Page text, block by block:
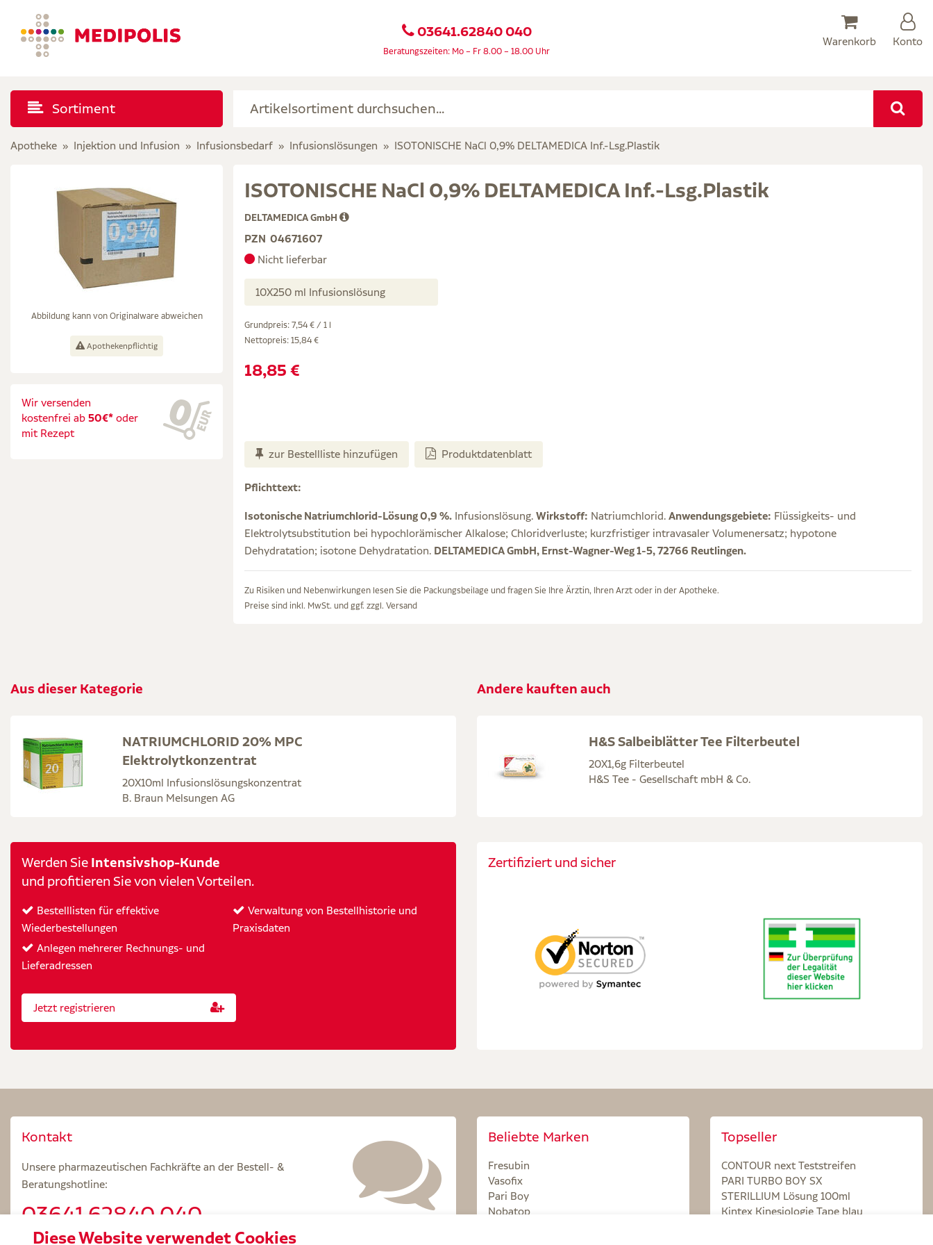
03641.62840 040
Beratungszeiten: Mo – Fr 8.00 – 18.00 Uhr
Warenkorb Konto
Sortiment
Apotheke Injektion und Infusion Infusionsbedarf Infusionslösungen ISOTONISCHE NaCl 0,9% DELTAMEDICA Inf.-Lsg.Plastik
Abbildung kann von Originalware abweichen
Apothekenpflichtig
Wir versenden
kostenfrei ab 50€* oder
mit Rezept
ISOTONISCHE NaCl 0,9% DELTAMEDICA Inf.-Lsg.Plastik
DELTAMEDICA GmbH
PZN 04671607
Nicht lieferbar
10X250 ml Infusionslösung
Grundpreis: 7,54 € / 1 l
Nettopreis: 15,84 €
18,85 €
zur Bestellliste hinzufügen Produktdatenblatt
Pflichttext:
Isotonische Natriumchlorid-Lösung 0,9 %. Infusionslösung. Wirkstoff: Natriumchlorid. Anwendungsgebiete: Flüssigkeits- und
Elektrolytsubstitution bei hypochlorämischer Alkalose; Chloridverluste; kurzfristiger intravasaler Volumenersatz; hypotone
Dehydratation; isotone Dehydratation. DELTAMEDICA GmbH, Ernst-Wagner-Weg 1-5, 72766 Reutlingen.
Zu Risiken und Nebenwirkungen lesen Sie die Packungsbeilage und fragen Sie Ihre Ärztin, Ihren Arzt oder in der Apotheke.
Preise sind inkl. MwSt. und ggf. zzgl. Versand
Aus dieser Kategorie
NATRIUMCHLORID 20% MPC
Elektrolytkonzentrat
20X10ml Infusionslösungskonzentrat
B. Braun Melsungen AG
Andere kauften auch
H&S Salbeiblätter Tee Filterbeutel
20X1,6g Filterbeutel
H&S Tee - Gesellschaft mbH & Co.
Werden Sie Intensivshop-Kunde
und profitieren Sie von vielen Vorteilen.
Bestelllisten für effektive
Wiederbestellungen
Anlegen mehrerer Rechnungs- und
Lieferadressen
Verwaltung von Bestellhistorie und
Praxisdaten
Jetzt registrieren
Zertifiziert und sicher
Kontakt
Unsere pharmazeutischen Fachkräfte an der Bestell- &
Beratungshotline:
03641.62840 040
Beratungszeiten: Mo – Fr 8.00 – 18.00 Uhr
Beliebte Marken
Fresubin
Vasofix
Pari Boy
Nobatop
Topseller
CONTOUR next Teststreifen
PARI TURBO BOY SX
STERILLIUM Lösung 100ml
Kintex Kinesiologie Tape blau
Diese Website verwendet Cookies